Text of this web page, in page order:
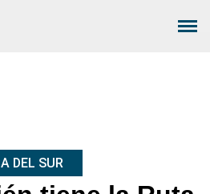
DEL SUR